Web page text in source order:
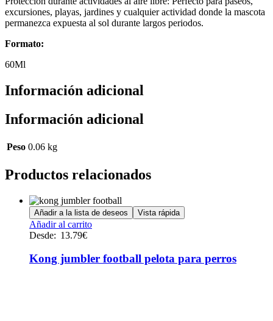
excursiones, playas, jardines y cualquier actividad donde la mascota
permanezca expuesta al sol durante largos periodos.
Formato:
60Ml
Información adicional
Información adicional
Peso 0.06 kg
Productos relacionados
Añadir a la lista de deseos Vista rápida
Añadir al carritoEste
múltiples
Desde: 13.79€
Kong jumbler football pelota para perros